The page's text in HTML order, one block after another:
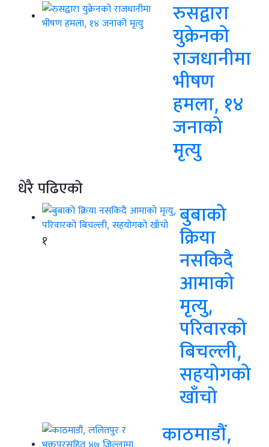
रुसद्वारा
युक्रेनको
राजधानीमा
भीषण
हमला, १४
जनाको
मृत्यु
धेरै पढिएको
१
बुबाको
क्रिया
नसकिदै
आमाको
मृत्यु,
परिवारको
बिचल्ली,
सहयोगको
खाँचो
काठमाडौं,